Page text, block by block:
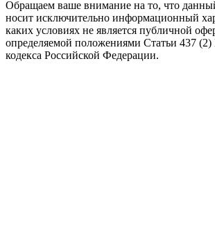
Обращаем ваше внимание на то, что
носит исключительно информационный
каких условиях не является публичной
определяемой положениями Статьи 437 (2)
кодекса Российской Федерации.